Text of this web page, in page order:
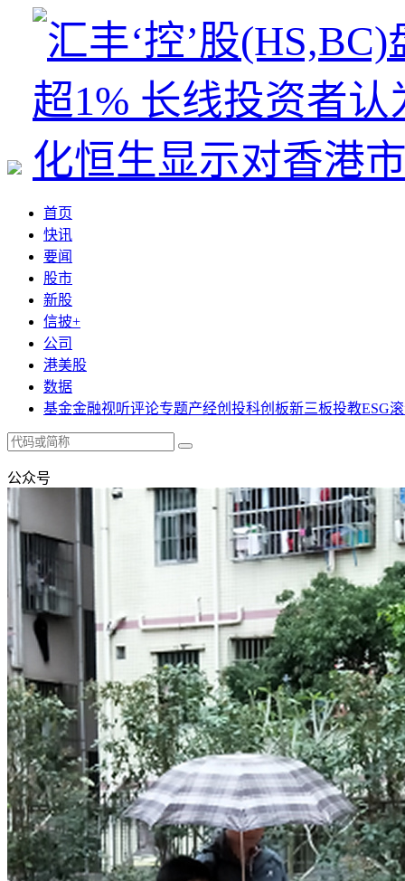
首页
快讯
要闻
股市
新股
信披+
公司
港美股
数据
基金金融视听评论专题产经创投科创板新三板投教ESG
公众号